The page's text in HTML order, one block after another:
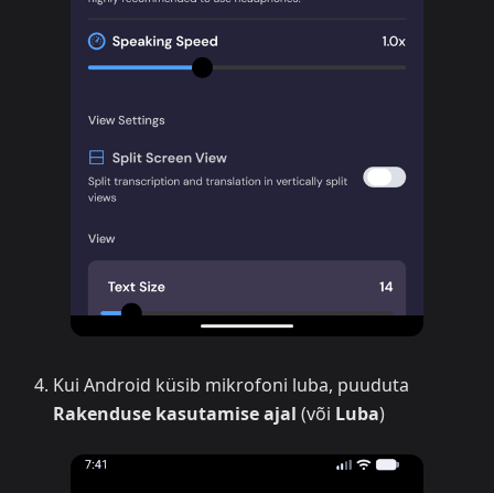
Kui Android küsib mikrofoni luba, puuduta
Rakenduse kasutamise ajal (või Luba)